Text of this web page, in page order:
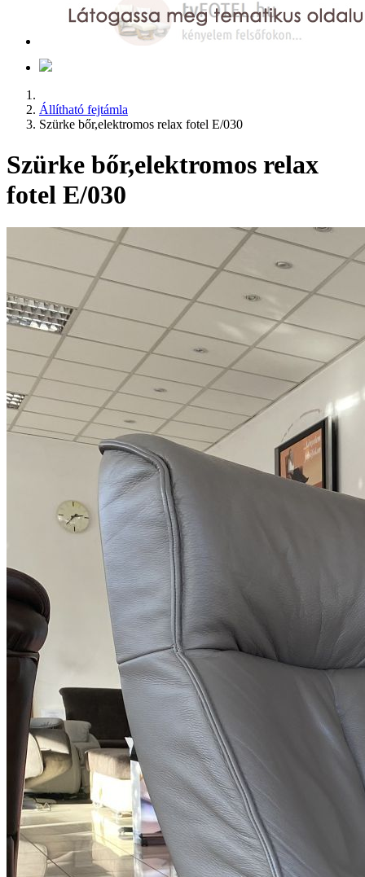
Állítható fejtámla
Szürke bőr,elektromos relax fotel E/030
Szürke bőr,elektromos relax
fotel E/030